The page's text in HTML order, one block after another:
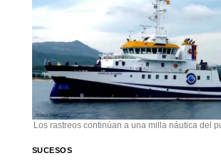
Los rastreos continúan a una milla náutica del
SUCESOS